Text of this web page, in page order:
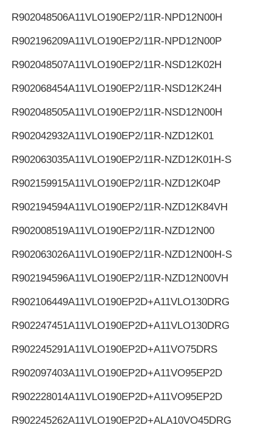
R902048506A11VLO190EP2/11R-NPD12N00H
R902196209A11VLO190EP2/11R-NPD12N00P
R902048507A11VLO190EP2/11R-NSD12K02H
R902068454A11VLO190EP2/11R-NSD12K24H
R902048505A11VLO190EP2/11R-NSD12N00H
R902042932A11VLO190EP2/11R-NZD12K01
R902063035A11VLO190EP2/11R-NZD12K01H-S
R902159915A11VLO190EP2/11R-NZD12K04P
R902194594A11VLO190EP2/11R-NZD12K84VH
R902008519A11VLO190EP2/11R-NZD12N00
R902063026A11VLO190EP2/11R-NZD12N00H-S
R902194596A11VLO190EP2/11R-NZD12N00VH
R902106449A11VLO190EP2D+A11VLO130DRG
R902247451A11VLO190EP2D+A11VLO130DRG
R902245291A11VLO190EP2D+A11VO75DRS
R902097403A11VLO190EP2D+A11VO95EP2D
R902228014A11VLO190EP2D+A11VO95EP2D
R902245262A11VLO190EP2D+ALA10VO45DRG